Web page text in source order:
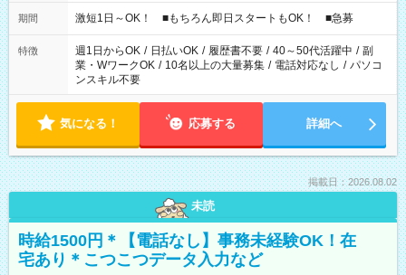
期間 激短1日～OK！ ■もちろん即日スタートもOK！ ■急募
特徴 週1日からOK / 日払いOK / 履歴書不要 / 40～50代活躍中 / 副
業・WワークOK / 10名以上の大量募集 / 電話対応なし / パソコ
ンスキル不要
気になる！ 応募する 詳細へ
掲載日：2026.08.02
未読
時給1500円＊【電話なし】事務未経験OK！在
宅あり＊こつこつデータ入力など